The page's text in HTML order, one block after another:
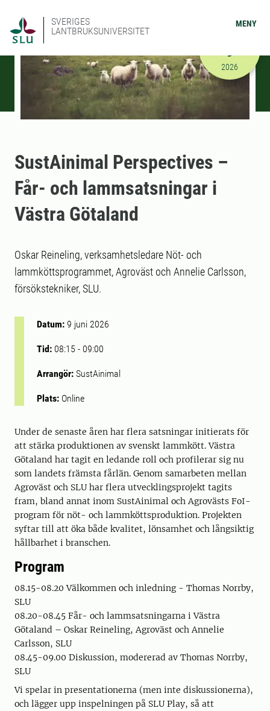
SVERIGES
LANTBRUKSUNIVERSITET
MENY
2026-06-
9
2026
SustAinimal Perspectives –
Får- och lammsatsningar i
Västra Götaland
Oskar Reineling, verksamhetsledare Nöt- och
lammköttsprogrammet, Agroväst och Annelie Carlsson,
försökstekniker, SLU.
Datum: 9 juni 2026
Tid: 08:15 - 09:00
Arrangör: SustAinimal
Plats: Online
Under de senaste åren har flera satsningar initierats för
att stärka produktionen av svenskt lammkött. Västra
Götaland har tagit en ledande roll och profilerar sig nu
som landets främsta fårlän. Genom samarbeten mellan
Agroväst och SLU har flera utvecklingsprojekt tagits
fram, bland annat inom SustAinimal och Agrovästs FoI-
program för nöt- och lammköttsproduktion. Projekten
syftar till att öka både kvalitet, lönsamhet och långsiktig
hållbarhet i branschen.
Program
08.15-08.20 Välkommen och inledning - Thomas Norrby,
SLU
08.20-08.45 Får- och lammsatsningarna i Västra
Götaland – Oskar Reineling, Agroväst och Annelie
Carlsson, SLU
08.45-09.00 Diskussion, modererad av Thomas Norrby,
SLU
Vi spelar in presentationerna (men inte diskussionerna),
och lägger upp inspelningen på SLU Play, så att